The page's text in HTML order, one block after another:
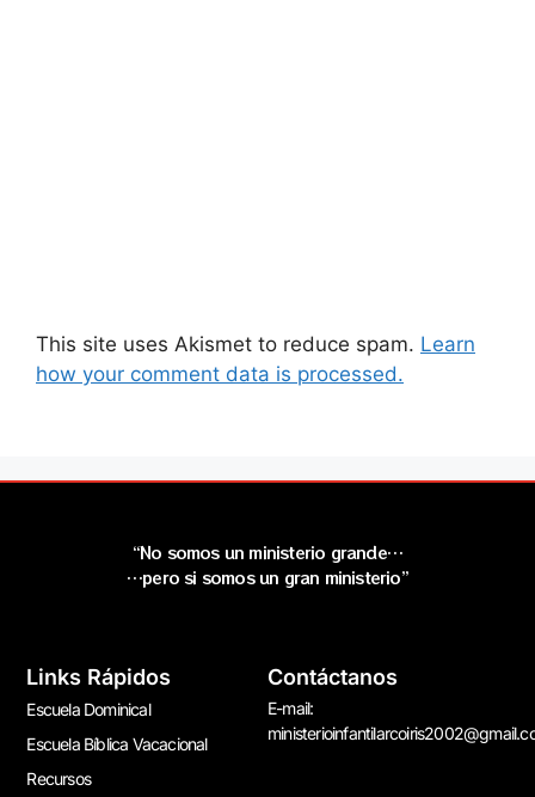
This site uses Akismet to reduce spam. Learn
how your comment data is processed.
“No somos un ministerio grande…
…pero si somos un gran ministerio”
Links Rápidos
Escuela Dominical
Escuela Bíblica Vacacional
Recursos
Contáctanos
E-mail: